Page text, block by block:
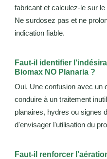
fabricant et calculez-le sur
Ne surdosez pas et ne
indication fiable.
Faut-il identifier
Biomax NO Planaria ?
Oui. Une confusion avec un
conduire à un traitement
planaires, hydres ou signes
d'envisager l'utilisation du
Faut-il renforcer